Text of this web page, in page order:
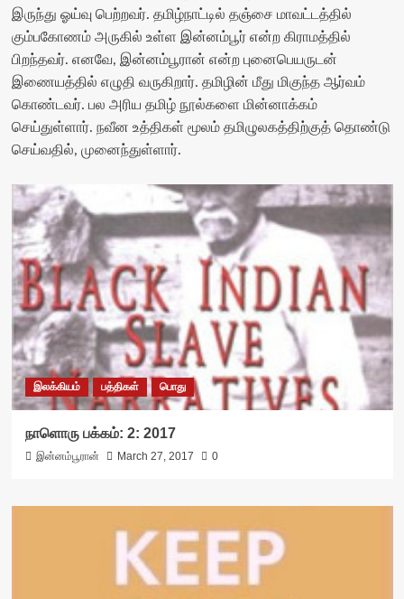
இருந்து ஓய்வு பெற்றவர். தமிழ்நாட்டில் தஞ்சை மாவட்டத்தில்
கும்பகோணம் அருகில் உள்ள இன்னம்பூர் என்ற கிராமத்தில்
பிறந்தவர். எனவே, இன்னம்பூரான் என்ற புனைபெயருடன்
இணையத்தில் எழுதி வருகிறார். தமிழின் மீது மிகுந்த ஆர்வம்
கொண்டவர். பல அரிய தமிழ் நூல்களை மின்னாக்கம்
செய்துள்ளார். நவீன உத்திகள் மூலம் தமிழுலகத்திற்குத் தொண்டு
செய்வதில், முனைந்துள்ளார்.
இலக்கியம் பத்திகள் பொது
நாளொரு பக்கம்: 2: 2017
இன்னம்பூரான் March 27, 2017 0